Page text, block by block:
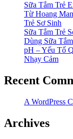
Sữa Tắm Trẻ
Từ Hoang
Trẻ Sơ Sinh
Sữa Tắm Trẻ
Dùng Sữa
pH – Yếu Tố
Nhạy Cảm
Recent
A WordPress
Archives